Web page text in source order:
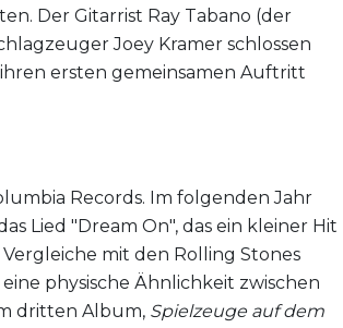
Der Gitarrist Ray Tabano (der
Joey Kramer schlossen
ersten gemeinsamen Auftritt
Records. Im folgenden Jahr
Lied "Dream On", das ein kleiner Hit
mit den Rolling Stones
physische Ähnlichkeit zwischen
dritten Album, Spielzeuge auf dem